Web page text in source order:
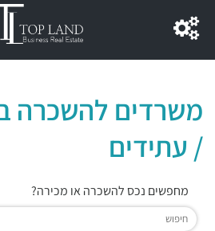
משרדים להשכרה
/ עתידים
מחפשים נכס להשכרה או מכירה?